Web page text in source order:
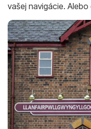
vašej navigácie.